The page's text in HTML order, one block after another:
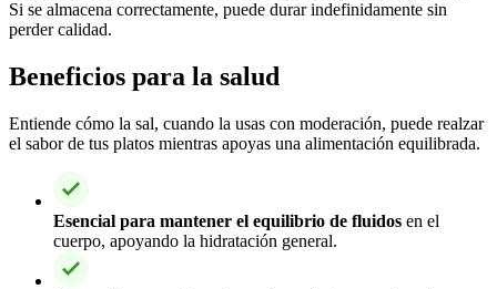
Si se almacena correctamente, puede durar indefinidamente sin
perder calidad.
Beneficios para la salud
Entiende cómo la sal, cuando la usas con moderación, puede realzar
el sabor de tus platos mientras apoyas una alimentación equilibrada.
Esencial para mantener el equilibrio de fluidos en el
cuerpo, apoyando la hidratación general.